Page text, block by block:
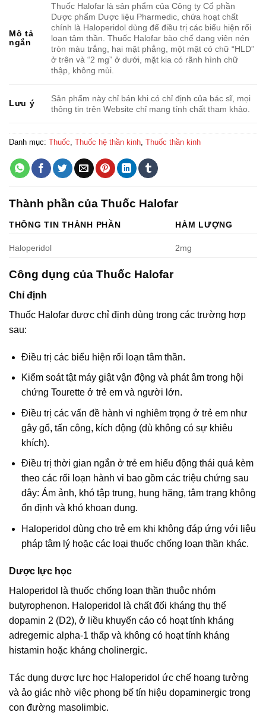
Mô tả
ngắn
Thuốc Halofar là sản phẩm của Công ty Cổ phần
Dược phẩm Dược liệu Pharmedic, chứa hoạt chất
chính là Haloperidol dùng để điều trị các biểu hiện rối
loạn tâm thần. Thuốc Halofar bào chế dạng viên nén
tròn màu trắng, hai mặt phẳng, một mặt có chữ “HLD”
ở trên và “2 mg” ở dưới, mặt kia có rãnh hình chữ
thập, không mùi.
Lưu ý
Sản phẩm này chỉ bán khi có chỉ định của bác sĩ, mọi
thông tin trên Website chỉ mang tính chất tham khảo.
Danh mục: Thuốc Thuốc hệ thần kinh Thuốc thần kinh
Thành phần của Thuốc Halofar
THÔNG TIN THÀNH PHẦN HÀM LƯỢNG
Haloperidol 2mg
Công dụng của Thuốc Halofar
Chỉ định
Thuốc Halofar được chỉ định dùng trong các trường hợp
sau:
Điều trị các biểu hiện rối loạn tâm thần.
Kiểm soát tật máy giật vận động và phát âm trong hội
chứng Tourette ở trẻ em và người lớn.
Điều trị các vấn đề hành vi nghiêm trọng ở trẻ em như
gây gổ, tấn công, kích động (dù không có sự khiêu
khích).
Điều trị thời gian ngắn ở trẻ em hiếu động thái quá kèm
theo các rối loạn hành vi bao gồm các triệu chứng sau
đây: Ám ảnh, khó tập trung, hung hăng, tâm trạng không
ổn định và khó khoan dung.
Haloperidol dùng cho trẻ em khi không đáp ứng với liệu
pháp tâm lý hoặc các loại thuốc chống loạn thần khác.
Dược lực học
Haloperidol là thuốc chống loạn thần thuộc nhóm
butyrophenon. Haloperidol là chất đối kháng thụ thể
dopamin 2 (D2), ở liều khuyến cáo có hoạt tính kháng
adregernic alpha-1 thấp và không có hoạt tính kháng
histamin hoặc kháng cholinergic.
Tác dụng dược lực học Haloperidol ức chế hoang tưởng
và ảo giác nhờ việc phong bế tín hiệu dopaminergic trong
con đường masolimbic.